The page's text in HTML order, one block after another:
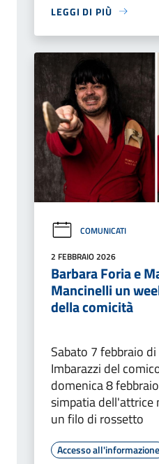
LEGGI DI PIÙ
COMUNICATI
2 FEBBRAIO 2026
Barbara Foria e
Mancinelli un
della comicità
Sabato 7 febbraio
Imbarazzi del
domenica 8
simpatia dell'attrice
un filo di rossetto
Accesso all'informazione